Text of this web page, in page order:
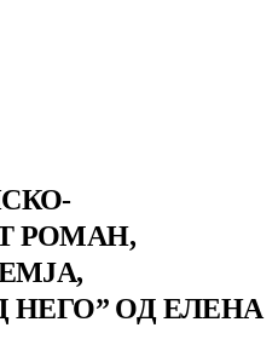
РОМАН,
НЕГО” ОД ЕЛЕНА